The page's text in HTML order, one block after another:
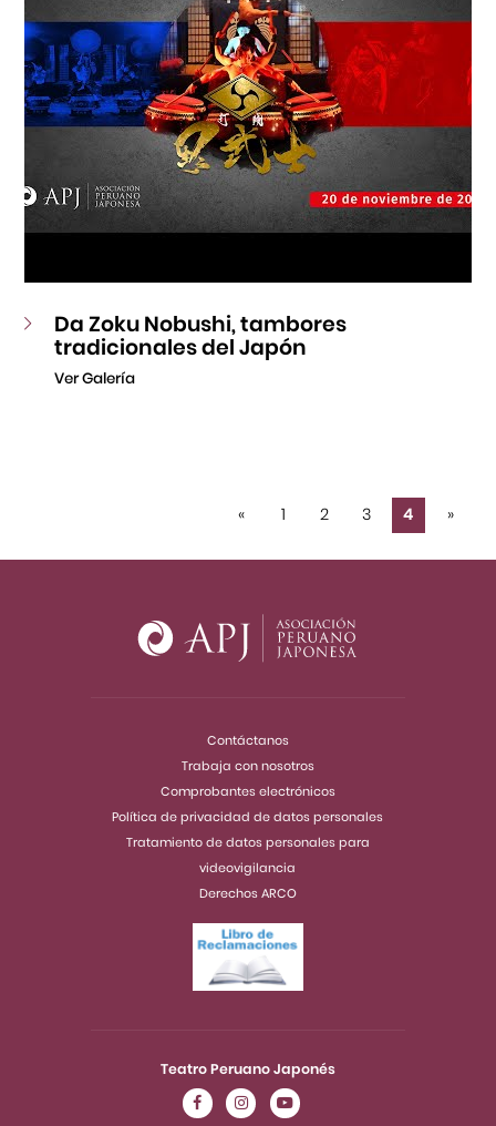
Da Zoku Nobushi, tambores
tradicionales del Japón
Ver Galería
« 1 2 3 4 »
Teatro Peruano Japonés
Contáctanos
Trabaja con nosotros
Comprobantes electrónicos
Política de privacidad de datos personales
Tratamiento de datos personales para
videovigilancia
Derechos ARCO